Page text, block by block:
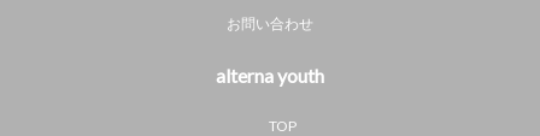
お問い合わせ
alterna youth
TOP